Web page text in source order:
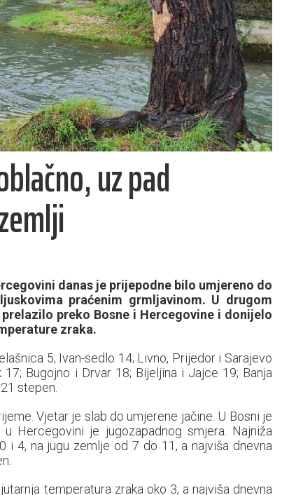
uz pad
danas je prijepodne bilo umjereno do
praćenim grmljavinom. U drugom
preko Bosne i Hercegovine i donijelo
zraka.
5; Ivan-sedlo 14; Livno, Prijedor i Sarajevo
Bugojno i Drvar 18; Bijeljina i Jajce 19; Banja
stepen.
Vjetar je slab do umjerene jačine. U Bosni je
Hercegovini je jugozapadnog smjera. Najniža
i 4, na jugu zemlje od 7 do 11, a najviša dnevna
temperatura zraka oko 3, a najviša dnevna